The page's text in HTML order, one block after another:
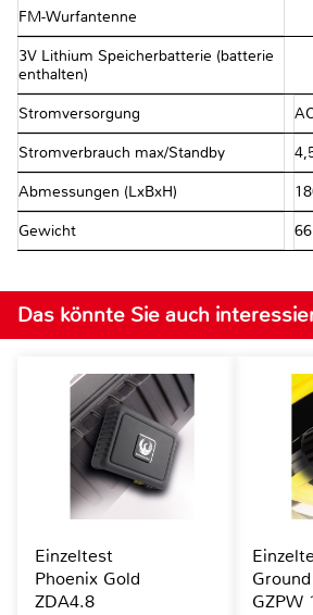
FM-Wurfantenne
3V Lithium Speicherbatterie (batterie
enthalten)
Stromversorgung
Stromverbrauch max/Standby
Abmessungen (LxBxH)
Gewicht
Das könnte Sie auch
Einzeltest
Phoenix Gold
ZDA4.8
GZPW